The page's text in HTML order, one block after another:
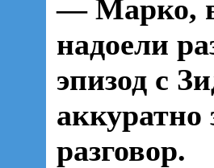
— Марко,
надоели
эпизод с
аккуратно
разговор.